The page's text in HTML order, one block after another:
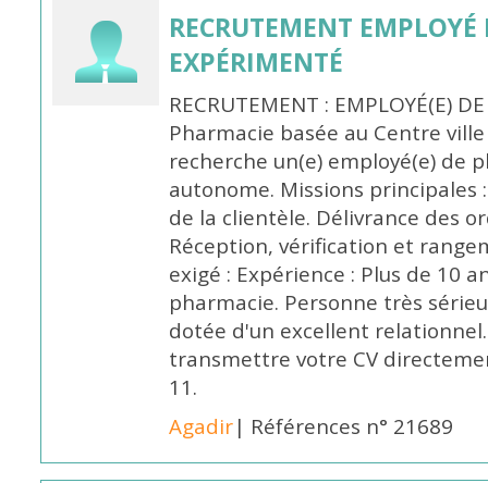
RECRUTEMENT
EXPÉRIMENTÉ
RECRUTEMENT : EMPLOYÉ(E)
Pharmacie basée au Centre ville
recherche un(e) employé(e) de
autonome. Missions principales
de la clientèle. Délivrance des
Réception, vérification et
exigé : Expérience : Plus de 10
pharmacie. Personne très
dotée d'un excellent
transmettre votre CV
11.
Agadir| Références n° 21689